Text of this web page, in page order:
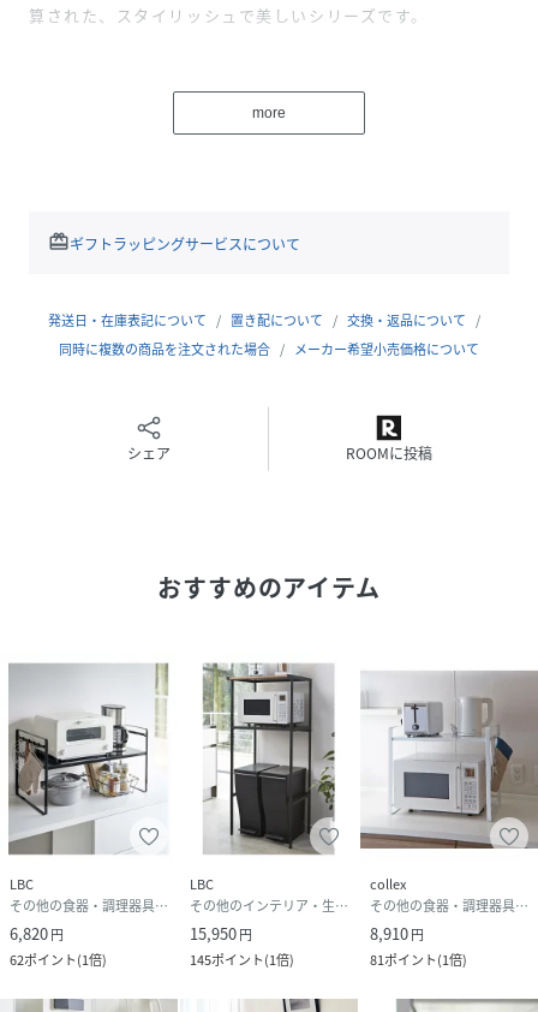
算された、スタイリッシュで美しいシリーズです。
大型の電子レンジやブレンダーなども収納でき、本体横には
ミトンなど小物を掛けられるフック付き。
す。
山崎実業
価格改定をさせて頂きます。
ご了承下さいますよう、お願い申し上げます。
------------------------------------------------------------
--------------------------------------
性別タイプ ユニセックス
原産国 中国
素材 本体・トレイ:スチール(紛体塗装)%
サイズ FREE
more
redeemギフトラッピングサービスについて
発送日・在庫表記について 置き配について
交換・返品について
同時に複数の商品を注文された場合
メーカー希望小売価格について
シェア ROOMに投稿
おすすめのアイテム
LBC
その他の食器・調理器具・キッチン用品
6,820円
62ポイント(1倍)
LBC
その他のインテリア・生活雑貨
15,950円
145ポイント(1倍)
collex
その他の食器・調理器具・キッチン用品
8,910円
81ポイント(1倍)